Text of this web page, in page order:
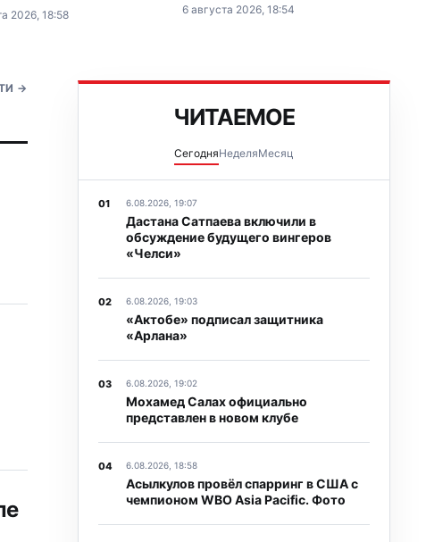
провёл спарринг
2026, 18:58
четвертую подряд победу на
6 августа 2026, 18:54
→
ЧИТАЕМОЕ
СегодняНеделяМесяц
6.08.2026, 19:07
Дастана Сатпаева включили в
обсуждение будущего вингеров
«Челси»
6.08.2026, 19:03
«Актобе» подписал защитника
«Арлана»
6.08.2026, 19:02
Мохамед Салах официально
представлен в новом клубе
6.08.2026, 18:58
Асылкулов провёл спарринг в США с
чемпионом WBO Asia Pacific. Фото